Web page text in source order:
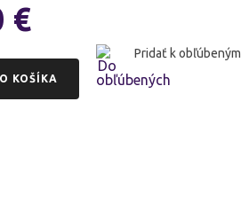
€
KOŠÍKA
Pridať k obľúbeným